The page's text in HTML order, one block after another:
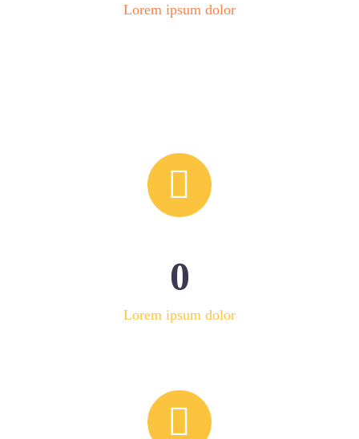
Lorem ipsum dolor


0
Lorem ipsum dolor

